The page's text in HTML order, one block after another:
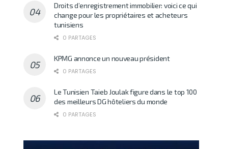
Droits d’enregistrement immobilier: voici ce qui
change pour les propriétaires et acheteurs
tunisiens
0 PARTAGES
KPMG annonce un nouveau président
0 PARTAGES
Le Tunisien Taieb Joulak figure dans le top 100
des meilleurs DG hôteliers du monde
0 PARTAGES